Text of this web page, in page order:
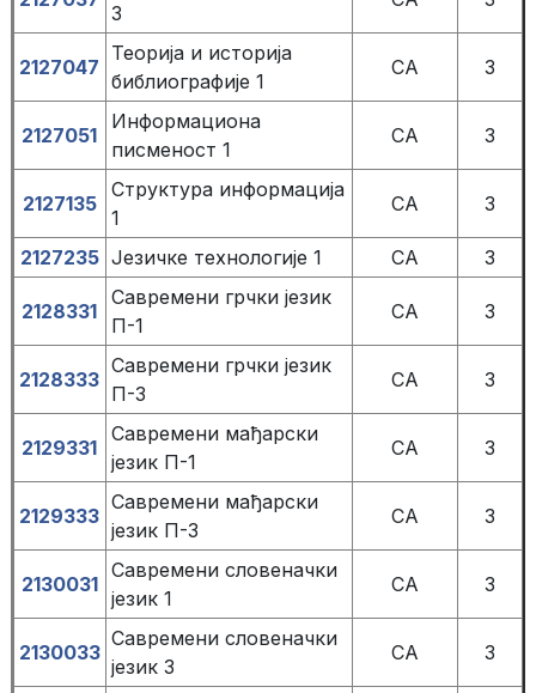
3
2127047
Теорија и историја
библиографије 1
СА 3
2127051
Информациона
писменост 1
СА 3
2127135
Структура информација
1
СА 3
2127235 Језичке технологије 1 СА 3
2128331
Савремени грчки језик
П-1
СА 3
2128333
Савремени грчки језик
П-3
СА 3
2129331
Савремени мађарски
језик П-1
СА 3
2129333
Савремени мађарски
језик П-3
СА 3
2130031
Савремени словеначки
језик 1
СА 3
2130033
Савремени словеначки
језик 3
СА 3